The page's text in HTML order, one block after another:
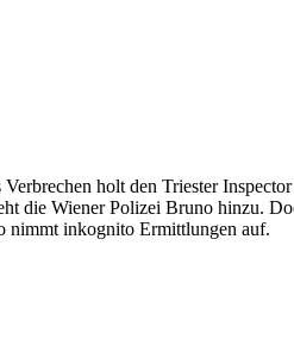
holt den Triester
die Wiener Polizei Bruno hinzu.
nimmt inkognito Ermittlungen auf.